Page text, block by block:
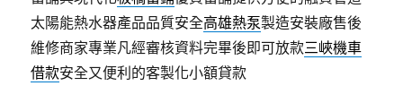
太陽能熱水器產品品質安全高雄熱泵製造安裝廠售後
維修商家專業凡經審核資料完畢後即可放款三峽機車
借款安全又便利的客製化小額貸款